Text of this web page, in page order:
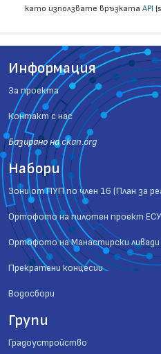
като използвате връзката API
Информация
За проекта
Контакт с нас
Базиранo наckan.org
Набори
Зони от ПУП по член 16 (План за
Ортофото на пилотен проект
Ортофото на Манастирски
Прекратени концесии
Водосбори
Групи
Градоустройство